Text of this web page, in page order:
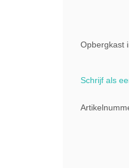
Opbergkast
Schrijf als